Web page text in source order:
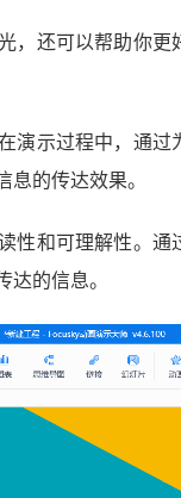
，还可以帮助你
演示过程中，通
息的传达效果。
性和可理解性。
达的信息。